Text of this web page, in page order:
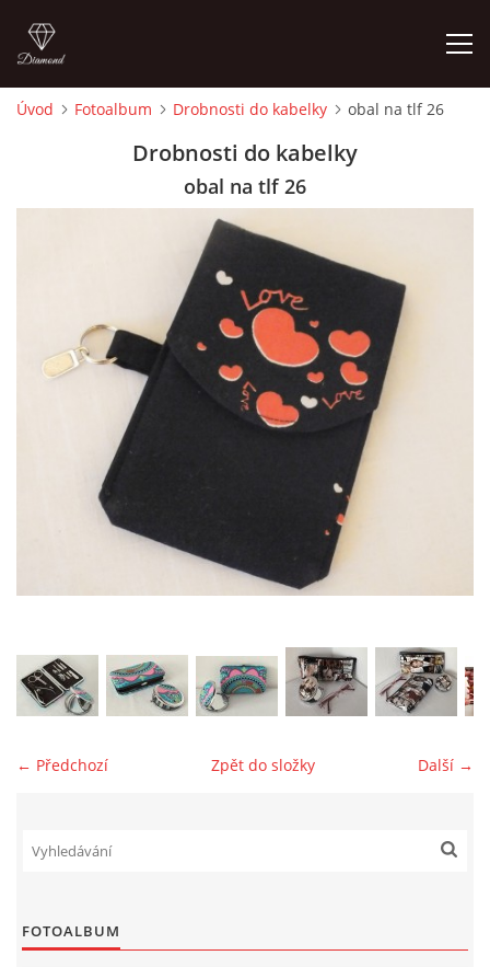
MOJE POSLEDNÍ PRÁCE
jk-laguna@seznam.cz
© 2025 eStránky.cz
Úvod Fotoalbum Drobnosti do kabelky obal na tlf 26
Drobnosti do kabelky
obal na tlf 26
← Předchozí Další →
Zpět do složky
FOTOALBUM